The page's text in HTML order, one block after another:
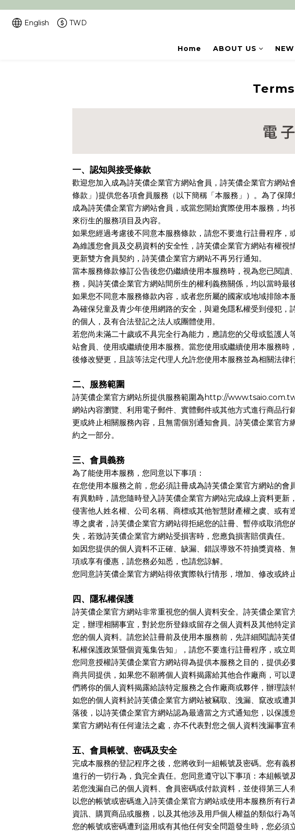
English TWD
Home ABOUT US
一、認知與接受條款
歡迎您加入成為詩芙儂企業官方網站會員，詩芙儂企業官方網
條款」 )提供您各項會員服務（以下簡稱「本服務」）。為了保
成為詩芙儂企業官方網站會員，或當您開始實際使用本服務，
來衍生的服務項目及內容。
如果您經過考慮後不同意本服務條款，請您不要進行註冊程序，
為維護您會員及交易資料的安全性，詩芙儂企業官方網站有權
更新雙方會員契約，詩芙儂企業官方網站不再另行通知。
當本服務條款修訂公告後您仍繼續使用本服務時，視為您已閱
務，與詩芙儂企業官方網站間所生的權利義務關係，均以當時最
如果您不同意本服務條款內容，或者您所屬的國家或地域排除本
為確保兒童及青少年使用網路的安全，與避免隱私權受到侵犯，
的個人，及有合法登記之法人或團體使用。
若您尚未滿二十歲或不具完全行為能力，應請您的父母或監護
站會員、使用或繼續使用本服務。當您使用或繼續使用本服務
後修改變更，且該等法定代理人允許您使用本服務並為相關法律行
二、服務範圍
詩芙儂企業官方網站所提供服務範圍為 http://
網站內容瀏覽、利用電子郵件、實體郵件或其他方式進行商品
更或終止相關服務內容，且無需個別通知會員。詩芙儂企業官
約之一部分。
三、會員義務
為了能使用本服務，您同意以下事項：
在您使用本服務之前，您必須註冊成為詩芙儂企業官方網站的
有異動時，請您隨時登入詩芙儂企業官方網站完成線上資料更
侵害他人姓名權、公司名稱、商標或其他智慧財產權之虞、或
導之虞者，詩芙儂企業官方網站得拒絕您的註冊、暫停或取消
失，若致詩芙儂企業官方網站受損害時，您應負損害賠償責任。
如因您提供的個人資料不正確、缺漏、錯誤導致不符抽獎資格
項或享有優惠，請您務必知悉，也請您諒解。
您同意詩芙儂企業官方網站得依實際執行情形，增加、修改或終
四、隱私權保護
詩芙儂企業官方網站非常重視您的個人資料安全。詩芙儂企業
定，辦理相關事宜，對於您所登錄或留存之個人資料及其他特
您的個人資料。請您於註冊前及使用本服務前，先詳細閱讀詩
私權保護政策暨個資蒐集告知」，請您不要進行註冊程序，或立
您同意授權詩芙儂企業官方網站得為提供本服務之目的，提供
商共同提供，如果您不願將個人資料揭露給其他合作廠商，可
們將你的個人資料揭露給該特定服務之合作廠商或夥伴，辦理該
如您的個人資料於詩芙儂企業官方網站被竊取、洩漏、竄改或
落後，以詩芙儂企業官方網站認為最適當之方式通知您，以保
業官方網站有任何違法之處，亦不代表對您之個人資料洩漏事宜
五、會員帳號、密碼及安全
完成本服務的登記程序之後，您將收到一組帳號及密碼。您有
進行的一切行為，負完全責任。您同意遵守以下事項：本組帳號
若您洩漏自己的個人資料、會員密碼或付款資料，並使得第三人
以您的帳號或密碼進入詩芙儂企業官方網站或使用本服務所有
資訊、購買商品或服務，以及其他涉及用戶個人權益的類似行為
您的帳號或密碼遭到盜用或有其他任何安全問題發生時，您必